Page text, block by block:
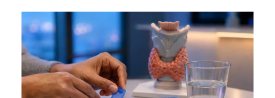
Suomi
Hrvatski
Slovenčina
كوردی‎
پښتو